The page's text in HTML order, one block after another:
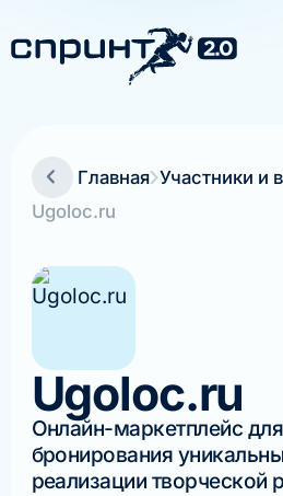
Главная Участники и
Ugoloc.ru
Ugoloc.ru
Онлайн-маркетплейс
бронирования
реализации творческой